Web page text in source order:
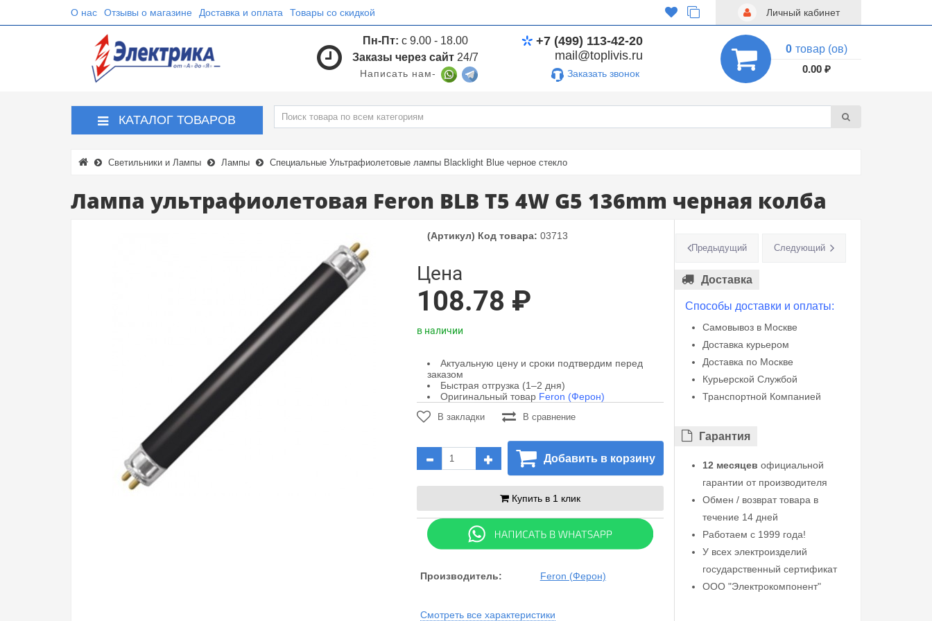
О нас Отзывы о магазине Доставка и оплата Товары со скидкой Личный кабинет
Пн-Пт: с 9.00 - 18.00
Заказы через сайт 24/7
Написать нам-
+7 (499) 113-42-20
mail@toplivis.ru
Заказать звонок
0 товар (ов)
0.00 ₽
КАТАЛОГ ТОВАРОВ
Светильники и Лампы Лампы Специальные Ультрафиолетовые лампы Blacklight Blue черное стекло
Лампа ультрафиолетовая Feron BLB T5 4W G5 136mm черная колба
(Артикул) Код товара: 03713
Цена
108.78 ₽
в наличии
Актуальную цену и сроки подтвердим перед
заказом
Быстрая отгрузка (1–2 дня)
Оригинальный товар Feron (Ферон)
В закладки В сравнение
Добавить в корзину
Купить в 1 клик
Производитель: Feron (Ферон)
Смотреть все характеристики
Предыдущий Следующий
Доставка
Способы доставки и оплаты:
Самовывоз в Москве
Доставка курьером
Доставка по Москве
Курьерской Службой
Транспортной Компанией
Гарантия
12 месяцев официальной
гарантии от производителя
Обмен / возврат товара в
течение 14 дней
Работаем с 1999 года!
У всех электроизделий
государственный сертификат
ООО "Электрокомпонент"